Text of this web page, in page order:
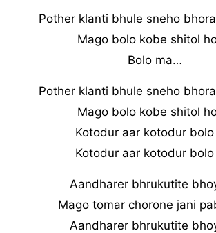
Pother klanti bhule sneho
Mago bolo kobe shitol
Bolo ma…
Pother klanti bhule sneho
Mago bolo kobe shitol
Kotodur aar kotodur bolo
Kotodur aar kotodur bolo
Aandharer bhrukutite
Mago tomar chorone jani
Aandharer bhrukutite